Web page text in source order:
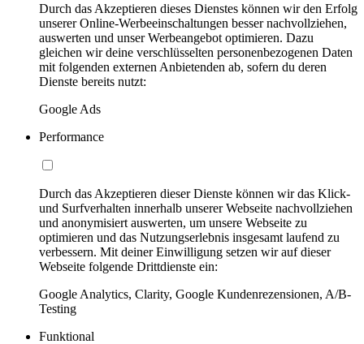
Durch das Akzeptieren dieses Dienstes können wir den Erfolg
unserer Online-Werbeeinschaltungen besser nachvollziehen,
auswerten und unser Werbeangebot optimieren. Dazu
gleichen wir deine verschlüsselten personenbezogenen Daten
mit folgenden externen Anbietenden ab, sofern du deren
Dienste bereits nutzt:
Google Ads
Performance
Durch das Akzeptieren dieser Dienste können wir das Klick-
und Surfverhalten innerhalb unserer Webseite nachvollziehen
und anonymisiert auswerten, um unsere Webseite zu
optimieren und das Nutzungserlebnis insgesamt laufend zu
verbessern. Mit deiner Einwilligung setzen wir auf dieser
Webseite folgende Drittdienste ein:
Google Analytics, Clarity, Google Kundenrezensionen, A/B-
Testing
Funktional